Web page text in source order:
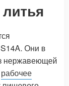
Они в
нержавеющей
рабочее